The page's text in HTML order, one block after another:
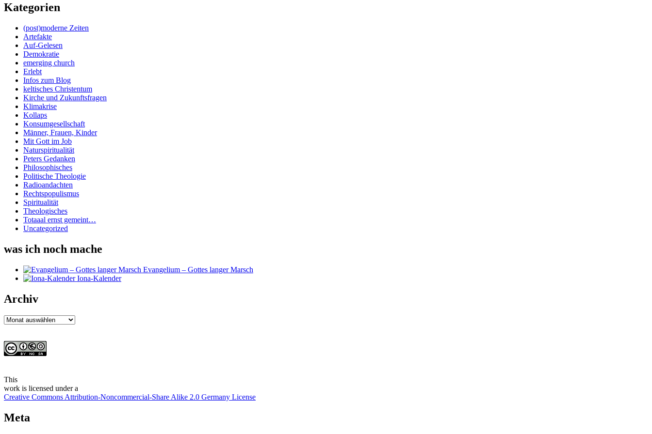
Kategorien
(post)moderne Zeiten
Artefakte
Auf-Gelesen
Demokratie
emerging church
Erlebt
Infos zum Blog
keltisches Christentum
Kirche und Zukunftsfragen
Klimakrise
Kollaps
Konsumgesellschaft
Männer, Frauen, Kinder
Mit Gott im Job
Naturspiritualität
Peters Gedanken
Philosophisches
Politische Theologie
Radioandachten
Rechtspopulismus
Spiritualität
Theologisches
Totaaal ernst gemeint…
Uncategorized
was ich noch mache
Evangelium – Gottes langer Marsch
Iona-Kalender
Archiv
Archiv
This
work is licensed under a
Creative Commons Attribution-Noncommercial-Share Alike 2.0 Germany License
Meta